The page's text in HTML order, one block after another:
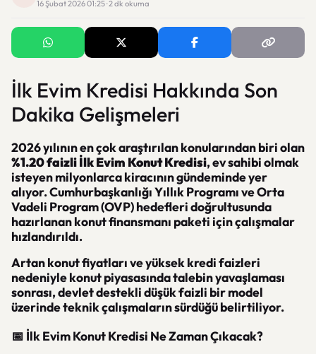
16 Şubat 2026 01:25 · 2 dk okuma
İlk Evim Kredisi Hakkında Son
Dakika Gelişmeleri
2026 yılının en çok araştırılan konularından biri olan
%1.20 faizli İlk Evim Konut Kredisi, ev sahibi olmak
isteyen milyonlarca kiracının gündeminde yer
alıyor. Cumhurbaşkanlığı Yıllık Programı ve Orta
Vadeli Program (OVP) hedefleri doğrultusunda
hazırlanan konut finansmanı paketi için çalışmalar
hızlandırıldı.
Artan konut fiyatları ve yüksek kredi faizleri
nedeniyle konut piyasasında talebin yavaşlaması
sonrası, devlet destekli düşük faizli bir model
üzerinde teknik çalışmaların sürdüğü belirtiliyor.
📅 İlk Evim Konut Kredisi Ne Zaman Çıkacak?